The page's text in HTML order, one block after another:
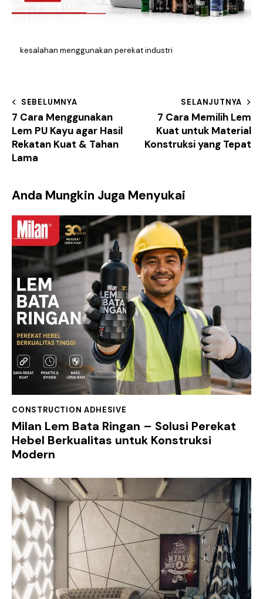
kesalahan menggunakan perekat industri
SEBELUMNYA
7 Cara Menggunakan
Lem PU Kayu agar Hasil
Rekatan Kuat & Tahan
Lama
SELANJUTNYA
7 Cara Memilih Lem
Kuat untuk Material
Konstruksi yang Tepat
Anda Mungkin Juga Menyukai
CONSTRUCTION ADHESIVE
Milan Lem Bata Ringan – Solusi Perekat
Hebel Berkualitas untuk Konstruksi
Modern